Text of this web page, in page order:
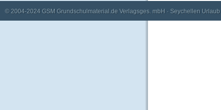
© 2004-2024 GSM Grundschulmaterial.de Verlagsges. mbH · Seychellen Urlaub